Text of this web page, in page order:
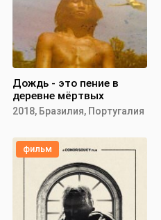
Дождь - это пение в
деревне мёртвых
2018, Бразилия, Португалия
фильм